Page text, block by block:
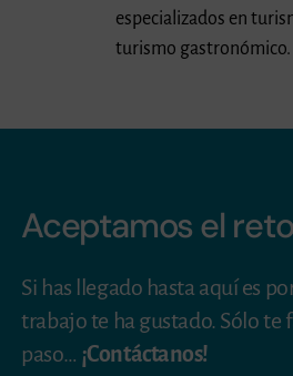
especializados en
turismo gastronómico.
Aceptamos el reto
Si has llegado hasta aquí es
trabajo te ha gustado. Sólo te
paso… ¡Contáctanos!